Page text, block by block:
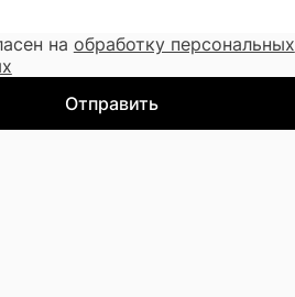
на обработку персональных
Отправить